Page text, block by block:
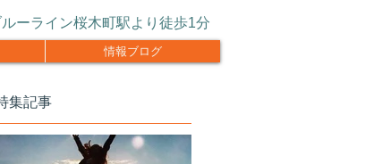
ーライン桜木町駅より徒歩1分
情報ブログ
集記事